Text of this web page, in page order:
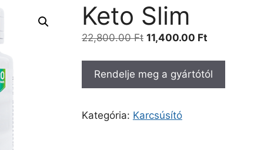
Keto Slim
22,800.00Ft Original
22,800.00 Ft.
11,400.00 FtCurrent
is:
11,400.00 Ft.
Rendelje meg a gyártótól
Kategória: Karcsúsító